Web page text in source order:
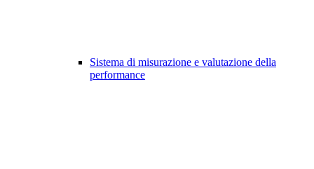
Sistema di misurazione e valutazione della
performance